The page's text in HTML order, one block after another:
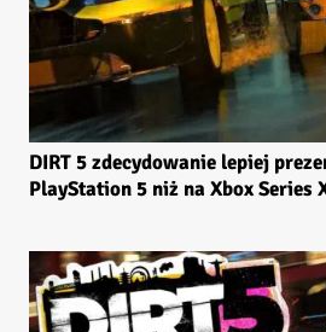
DIRT 5 zdecydowanie lepiej
PlayStation 5 niż na Xbox Series